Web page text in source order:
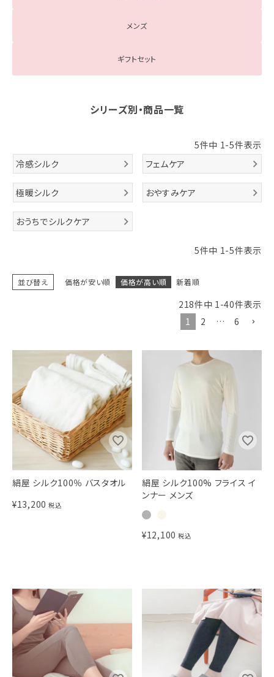
メンズ
ギフトセット
シリーズ別・商品一覧
5件中 1-5件表示
冷感シルク
フェムケア
極暖シルク おやすみケア
おうちでシルクケア
5件中 1-5件表示
並び替え 価格が安い順 価格が高い順 新着順
218件中 1 -40件表示
1
2 … 6
絹屋 シルク100％ バスタオル
¥13,200 税込
絹屋 シルク100% フライス イ
ンナー メンズ
¥12,100 税込